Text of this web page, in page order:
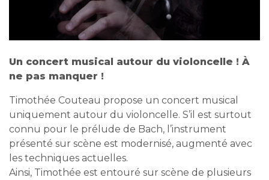
Un concert musical autour du violoncelle ! À
ne pas manquer !
Timothée Couteau propose un concert musical
uniquement autour du violoncelle. S’il est surtout
connu pour le prélude de Bach, l’instrument
présenté sur scène est modernisé, augmenté avec
les techniques actuelles.
Ainsi, Timothée est entouré sur scène de plusieurs